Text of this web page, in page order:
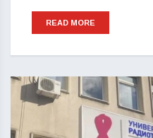
READ MORE